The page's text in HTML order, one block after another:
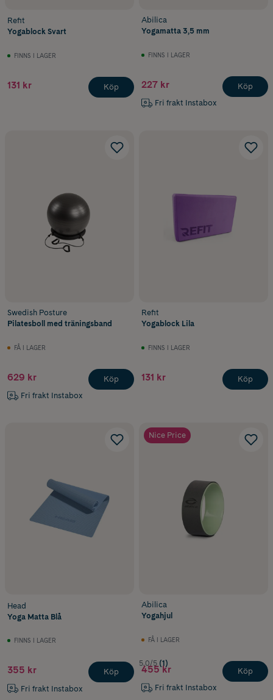
Refit
Yogablock Svart
FINNS I LAGER
131 kr Köp
Abilica
Yogamatta 3,5 mm
FINNS I LAGER
227 kr
Fri frakt Instabox
Köp
Swedish Posture
Pilatesboll med träningsband
FÅ I LAGER
629 kr
Fri frakt Instabox
Köp
Refit
Yogablock Lila
FINNS I LAGER
131 kr Köp
Head
Yoga Matta Blå
FINNS I LAGER
355 kr
Fri frakt Instabox
Köp
Nice Price
Abilica
Yogahjul
FÅ I LAGER
5.0/5 (1)
455 kr
Fri frakt Instabox
Köp